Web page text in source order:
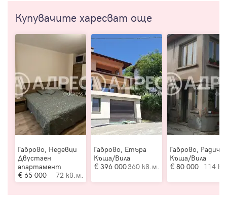
Купувачите харесват още
Габрово, Недевци
Двустаен
апартамент
65 000
72 кв.м.
Габрово, Етъра
Къща/Вила
396 000360 кв.м.
Габрово,
Къща/Вила
80 000 114